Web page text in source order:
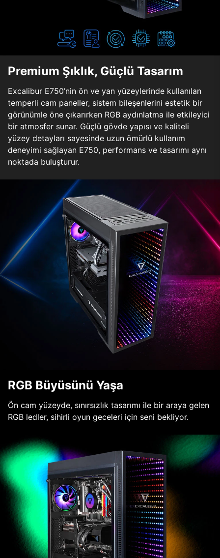
Premium Şıklık, Güçlü Tasarım
Excalibur E750’nin ön ve yan yüzeylerinde kullanılan
temperli cam paneller, sistem bileşenlerini estetik bir
görünümle öne çıkarırken RGB aydınlatma ile etkileyici
bir atmosfer sunar. Güçlü gövde yapısı ve kaliteli
yüzey detayları sayesinde uzun ömürlü kullanım
deneyimi sağlayan E750, performans ve tasarımı aynı
noktada buluşturur.
RGB Büyüsünü Yaşa
Ön cam yüzeyde, sınırsızlık tasarımı ile bir araya gelen
RGB ledler, sihirli oyun geceleri için seni bekliyor.